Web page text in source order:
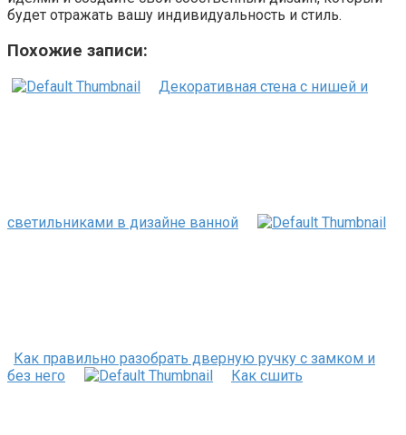
будет отражать вашу индивидуальность и стиль.
Похожие записи:
Декоративная стена с нишей и
светильниками в дизайне ванной
Как правильно разобрать дверную ручку с замком и
без него
Как сшить